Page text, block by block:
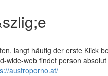
langt häufig der erste Klick
wide-web findet person
austroporno.at/